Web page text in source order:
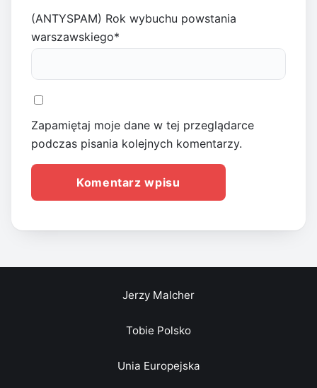
(ANTYSPAM) Rok wybuchu powstania
warszawskiego*
Zapamiętaj moje dane w tej przeglądarce
podczas pisania kolejnych komentarzy.
Jerzy Malcher
Tobie Polsko
Unia Europejska